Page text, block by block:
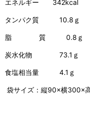
エネルギー 342kcal
タンパク質 10.8ｇ
脂 質 0.8ｇ
炭水化物 73.1ｇ
食塩相当量 4.1ｇ
袋サイズ：縦90×横300×